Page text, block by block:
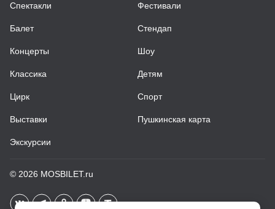
Спектакли
Балет
Концерты
Классика
Цирк
Выставки
Экскурсии
Фестивали
Стендап
Шоу
Детям
Спорт
Пушкинская карта
© 2026 MOSBILET.ru